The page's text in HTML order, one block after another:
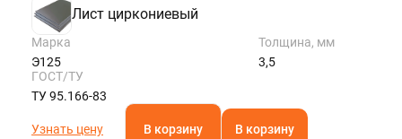
Лист циркониевый
Марка
Э125
Толщина, мм
3,5
ГОСТ/ТУ
ТУ 95.166-83
Узнать цену В корзину В корзину